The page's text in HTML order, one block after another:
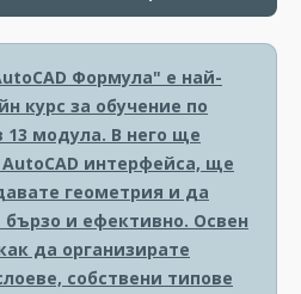
Формула" е най-
курс за обучение по
13 модула. В него ще
интерфейса, ще
геометрия и да
и ефективно. Освен
да организирате
собствени типове